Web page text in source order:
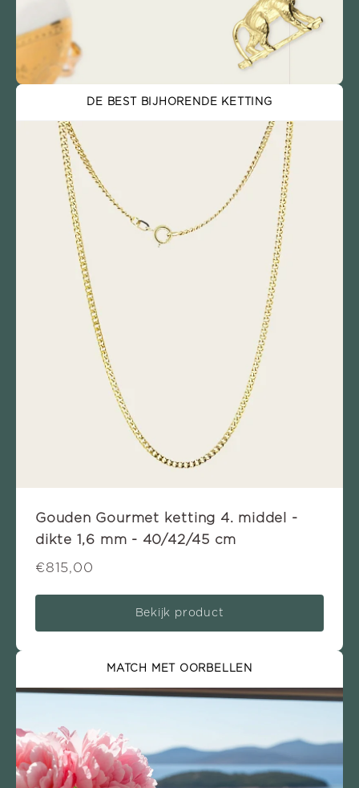
DE BEST BIJHORENDE KETTING
Gouden Gourmet ketting 4. middel -
dikte 1,6 mm - 40/42/45 cm
€815,00
Bekijk product
MATCH MET OORBELLEN